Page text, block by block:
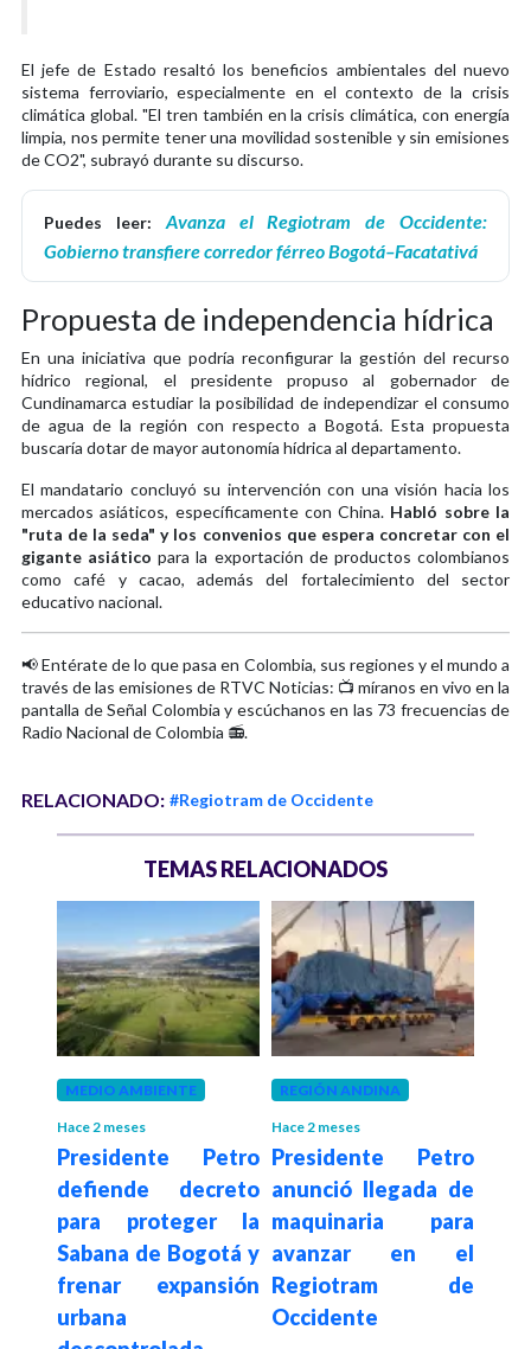
El jefe de Estado resaltó los beneficios ambientales del nuevo
sistema ferroviario, especialmente en el contexto de la crisis
climática global. "El tren también en la crisis climática, con energía
limpia, nos permite tener una movilidad sostenible y sin emisiones
de CO2", subrayó durante su discurso.
Puedes leer:
Avanza el Regiotram de Occidente:
Gobierno transfiere corredor férreo Bogotá–Facatativá
Propuesta de independencia hídrica
En una iniciativa que podría reconfigurar la gestión del recurso
hídrico regional, el presidente propuso al gobernador de
Cundinamarca estudiar la posibilidad de independizar el consumo
de agua de la región con respecto a Bogotá. Esta propuesta
buscaría dotar de mayor autonomía hídrica al departamento.
El mandatario concluyó su intervención con una visión hacia los
mercados asiáticos, específicamente con China. Habló sobre la
"ruta de la seda" y los convenios que espera concretar con el
gigante asiático para la exportación de productos colombianos
como café y cacao, además del fortalecimiento del sector
educativo nacional.
📢 Entérate de lo que pasa en Colombia, sus regiones y el mundo a
través de las emisiones de RTVC Noticias: 📺 míranos en vivo en la
pantalla de Señal Colombia y escúchanos en las 73 frecuencias de
Radio Nacional de Colombia 📻.
RELACIONADO: #Regiotram de Occidente
TEMAS RELACIONADOS
MEDIO AMBIENTE
Hace 2 meses
Presidente Petro
defiende decreto
para proteger la
Sabana de Bogotá y
frenar expansión
urbana
REGIÓN ANDINA
Hace 2 meses
Presidente Petro
anunció llegada de
maquinaria para
avanzar en el
Regiotram de
Occidente